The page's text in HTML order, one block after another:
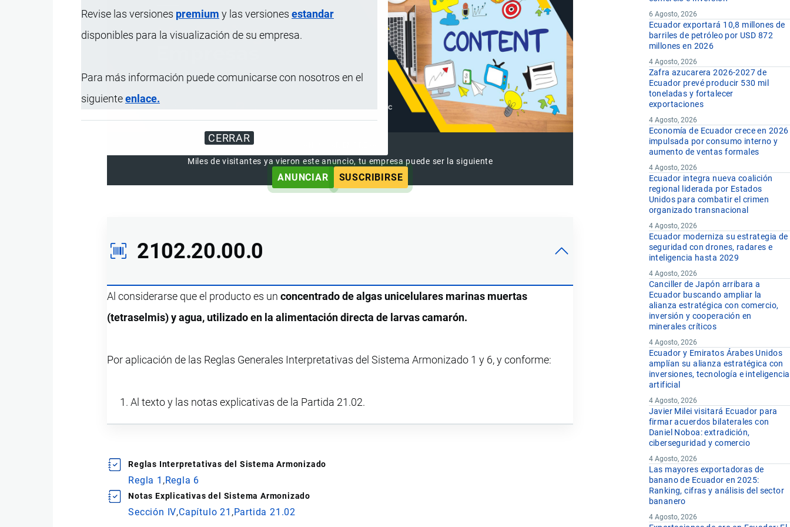
Revise las versiones premium y las versiones estandar
disponibles para la visualización de su empresa.
Para más información puede comunicarse con nosotros en el
siguienteenlace.
CERRAR
Miles de visitantes ya vieron este anuncio, tu empresa puede ser la siguiente
ANUNCIAR SUSCRIBIRSE
2102.20.00.0
Al considerarse que el producto es unconcentrado de algas unicelulares marinas muertas
(tetraselmis) y agua, utilizado en la alimentación directa de larvas camarón.
Por aplicación de las Reglas Generales Interpretativas del Sistema Armonizado 1 y 6, y conforme:
Al texto y las notas explicativas de la Partida 21.02.
Reglas Interpretativas del Sistema Armonizado
Regla 1 Regla 6
Notas Explicativas del Sistema Armonizado
Sección IV Capítulo 21 Partida 21.02
6 Agosto, 2026
Ecuador exportará 10,8 millones de
barriles de petróleo por USD 872
millones en 2026
4 Agosto, 2026
Zafra azucarera 2026-2027 de
Ecuador prevé producir 530 mil
toneladas y fortalecer
exportaciones
4 Agosto, 2026
Economía de Ecuador crece en 2026
impulsada por consumo interno y
aumento de ventas formales
4 Agosto, 2026
Ecuador integra nueva coalición
regional liderada por Estados
Unidos para combatir el crimen
organizado transnacional
4 Agosto, 2026
Ecuador moderniza su estrategia de
seguridad con drones, radares e
inteligencia hasta 2029
4 Agosto, 2026
Canciller de Japón arribara a
Ecuador buscando ampliar la
alianza estratégica con comercio,
inversión y cooperación en
minerales críticos
4 Agosto, 2026
Ecuador y Emiratos Árabes Unidos
amplían su alianza estratégica con
inversiones, tecnología e inteligencia
artificial
4 Agosto, 2026
Javier Milei visitará Ecuador para
firmar acuerdos bilaterales con
Daniel Noboa: extradición,
ciberseguridad y comercio
4 Agosto, 2026
Las mayores exportadoras de
banano de Ecuador en 2025:
Ranking, cifras y análisis del sector
bananero
4 Agosto, 2026